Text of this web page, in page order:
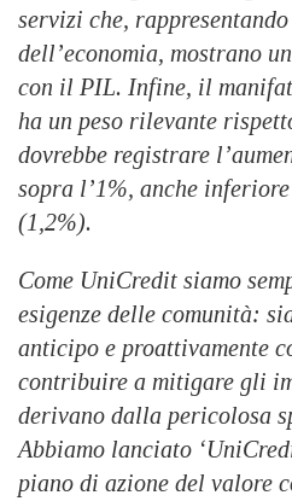
servizi che,
dell’economia, mostrano
con il PIL. Infine, il
ha un peso rilevante
dovrebbe registrare
sopra l’1%, anche
(1,2%).
Come UniCredit siamo
esigenze delle comunità:
anticipo e proattivamente
contribuire a mitigare gli
derivano dalla pericolosa
Abbiamo lanciato
piano di azione del valore